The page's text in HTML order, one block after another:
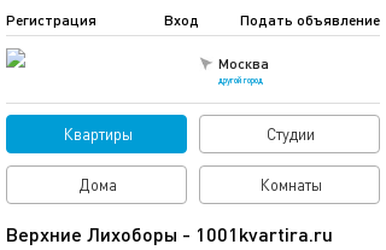
Москва
другой город
Подать объявление
Регистрация Вход
Квартиры Студии
Дома Комнаты
Верхние Лихоборы - 1001kvartira.ru